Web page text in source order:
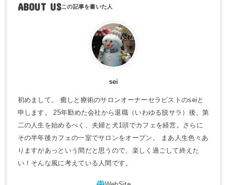
ABOUT US
sei
初めまして。 癒しと療術のサロンオーナーセラピストのseiと
申します。 25年勤めた会社から退職（いわゆる脱サラ）後、第
二の人生を始めるべく、夫婦と犬1頭でカフェを経営。さらに
その半年後カフェの一室でサロンをオープン。 まあ人生色々あ
りますがあっという間だと思うので、楽しく過ごして終えた
い！そんな風に考えている人間です。